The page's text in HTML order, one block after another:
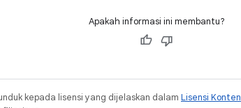
Apakah informasi ini membantu?
kepada lisensi yang dijelaskan dalam Lisensi Konten